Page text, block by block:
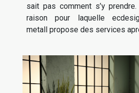
sait pas comment s’y prendre.
raison pour laquelle
metall propose des services